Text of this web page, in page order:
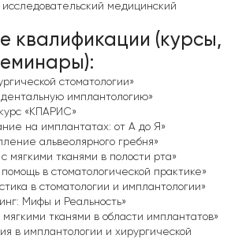
исследовательский медицинский
квалификации (курсы,
стоматологии»
имплантологию»
«КПАРИС»
на имплантатах: от А до Я»
альвеолярного гребня»
с мягкими тканями в полости рта»
в стоматологической практике»
в стоматологии и имплантологии»
Мифы и Реальность»
тканями в области имплантатов»
в имплантологии и хирургической